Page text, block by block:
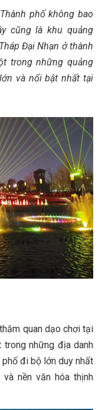
phố không bao
cũng là khu quảng
Đại Nhạn ở thành
trong những quảng
và nổi bật nhất tại
quan dạo chơi tại
những địa danh
phố đi bộ lớn duy nhất
nền văn hóa thịnh